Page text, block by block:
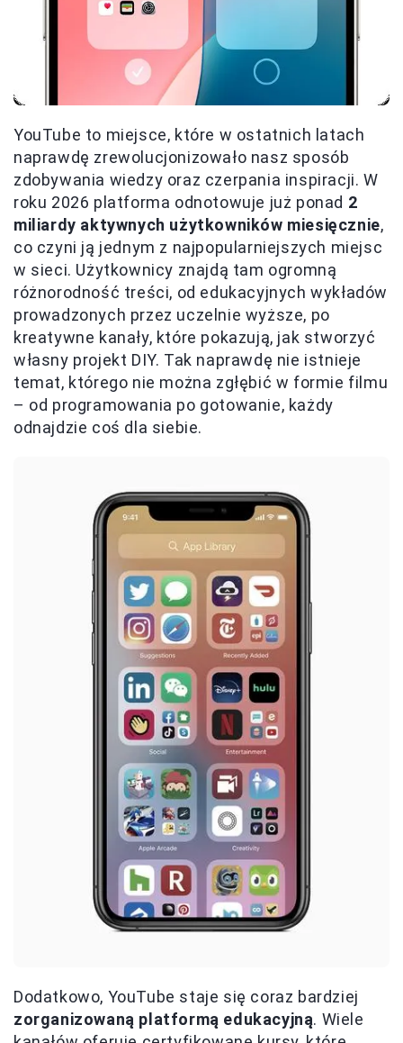
YouTube to miejsce, które w ostatnich latach
naprawdę zrewolucjonizowało nasz sposób
zdobywania wiedzy oraz czerpania inspiracji. W
roku 2026 platforma odnotowuje już ponad 2
miliardy aktywnych użytkowników miesięcznie,
co czyni ją jednym z najpopularniejszych miejsc
w sieci. Użytkownicy znajdą tam ogromną
różnorodność treści, od edukacyjnych wykładów
prowadzonych przez uczelnie wyższe, po
kreatywne kanały, które pokazują, jak stworzyć
własny projekt DIY. Tak naprawdę nie istnieje
temat, którego nie można zgłębić w formie filmu
– od programowania po gotowanie, każdy
odnajdzie coś dla siebie.
Dodatkowo, YouTube staje się coraz bardziej
zorganizowaną platformą edukacyjną. Wiele